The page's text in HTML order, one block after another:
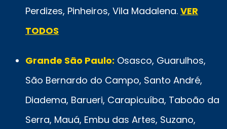
Perdizes, Pinheiros, Vila Madalena. VER
TODOS
Grande São Paulo: Osasco, Guarulhos,
São Bernardo do Campo, Santo André,
Diadema, Barueri, Carapicuíba, Taboão da
Serra, Mauá, Embu das Artes, Suzano,